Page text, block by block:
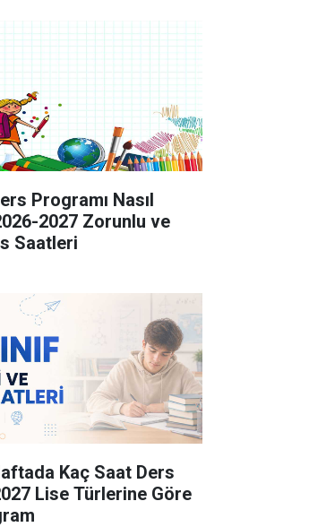
Programı Nasıl
2027 Zorunlu ve
Saatleri
Kaç Saat Ders
Lise Türlerine Göre